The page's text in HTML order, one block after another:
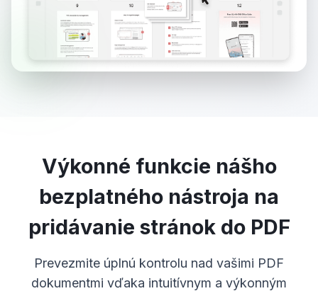
Výkonné funkcie nášho
bezplatného nástroja na
pridávanie stránok do PDF
Prevezmite úplnú kontrolu nad vašimi PDF
dokumentmi vďaka intuitívnym a výkonným